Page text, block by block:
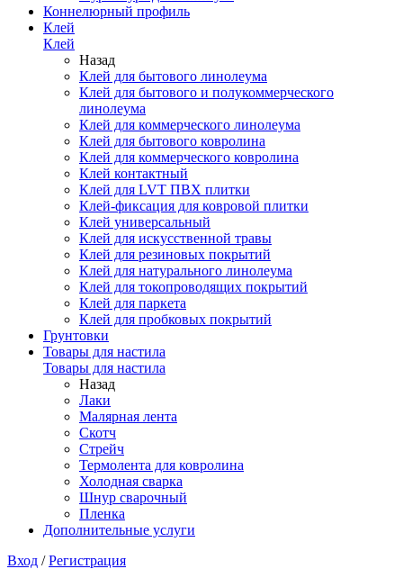
Коннелюрный профиль
Клей
Клей
Назад
Клей для бытового линолеума
Клей для бытового и полукоммерческого
линолеума
Клей для коммерческого линолеума
Клей для бытового ковролина
Клей для коммерческого ковролина
Клей контактный
Клей для LVT ПВХ плитки
Клей-фиксация для ковровой плитки
Клей универсальный
Клей для искусственной травы
Клей для резиновых покрытий
Клей для натурального линолеума
Клей для токопроводящих покрытий
Клей для паркета
Клей для пробковых покрытий
Грунтовки
Товары для настила
Товары для настила
Назад
Лаки
Малярная лента
Скотч
Стрейч
Термолента для ковролина
Холодная сварка
Шнур сварочный
Пленка
Дополнительные услуги
Вход /Регистрация